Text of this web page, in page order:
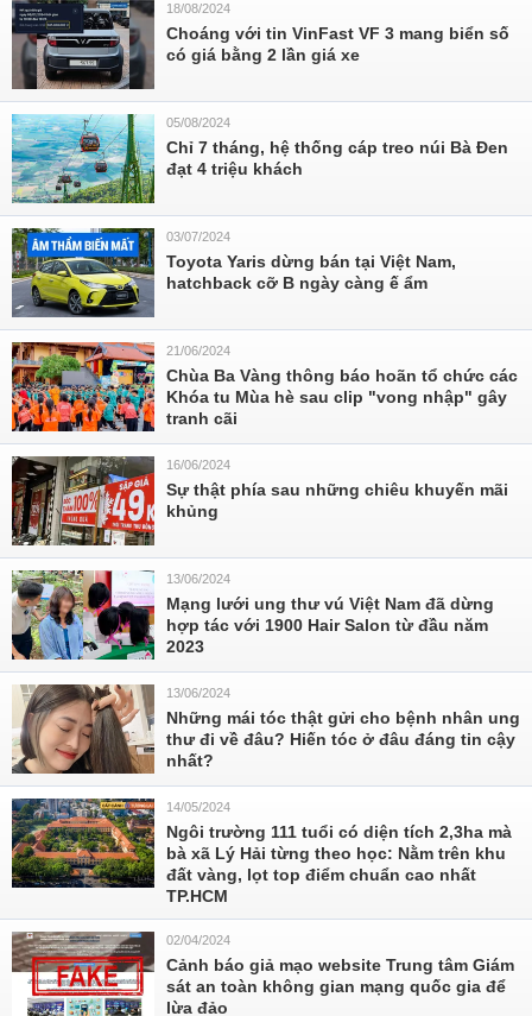
18/08/2024
Choáng với tin VinFast VF 3 mang biển số
có giá bằng 2 lần giá xe
05/08/2024
Chỉ 7 tháng, hệ thống cáp treo núi Bà Đen
đạt 4 triệu khách
03/07/2024
Toyota Yaris dừng bán tại Việt Nam,
hatchback cỡ B ngày càng ế ẩm
21/06/2024
Chùa Ba Vàng thông báo hoãn tổ chức các
Khóa tu Mùa hè sau clip "vong nhập" gây
tranh cãi
16/06/2024
Sự thật phía sau những chiêu khuyến mãi
khủng
13/06/2024
Mạng lưới ung thư vú Việt Nam đã dừng
hợp tác với 1900 Hair Salon từ đầu năm
2023
13/06/2024
Những mái tóc thật gửi cho bệnh nhân ung
thư đi về đâu? Hiến tóc ở đâu đáng tin cậy
nhất?
14/05/2024
Ngôi trường 111 tuổi có diện tích 2,3ha mà
bà xã Lý Hải từng theo học: Nằm trên khu
đất vàng, lọt top điểm chuẩn cao nhất
TP.HCM
02/04/2024
Cảnh báo giả mạo website Trung tâm Giám
sát an toàn không gian mạng quốc gia để
lừa đảo